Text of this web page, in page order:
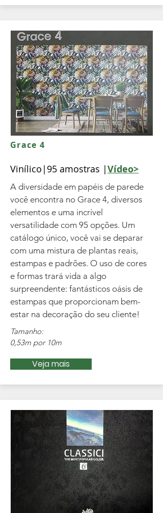
Grace 4
Vinílico|95 amostras |Vídeo>
A diversidade em papéis de parede
você encontra no Grace 4, diversos
elementos e uma incrível
versatilidade com 95 opções. Um
catálogo único, você vai se deparar
com uma mistura de plantas reais,
estampas e padrões. O uso de cores
e formas trará vida a algo
surpreendente: fantásticos oásis de
estampas que proporcionam bem-
estar na decoração do seu cliente!
Tamanho:
0,53m por 10m
Veja mais